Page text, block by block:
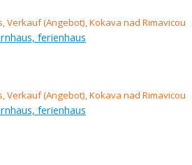
ferienhaus
ferienhaus